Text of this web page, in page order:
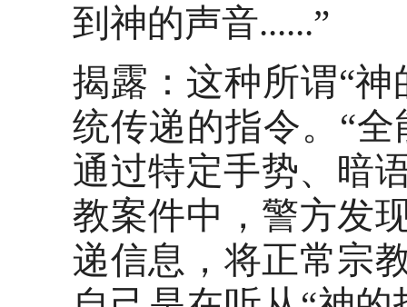
到神的声音......”
揭露：这种所谓“
统传递的指令。“
通过特定手势、暗
教案件中，警方发
递信息，将正常宗